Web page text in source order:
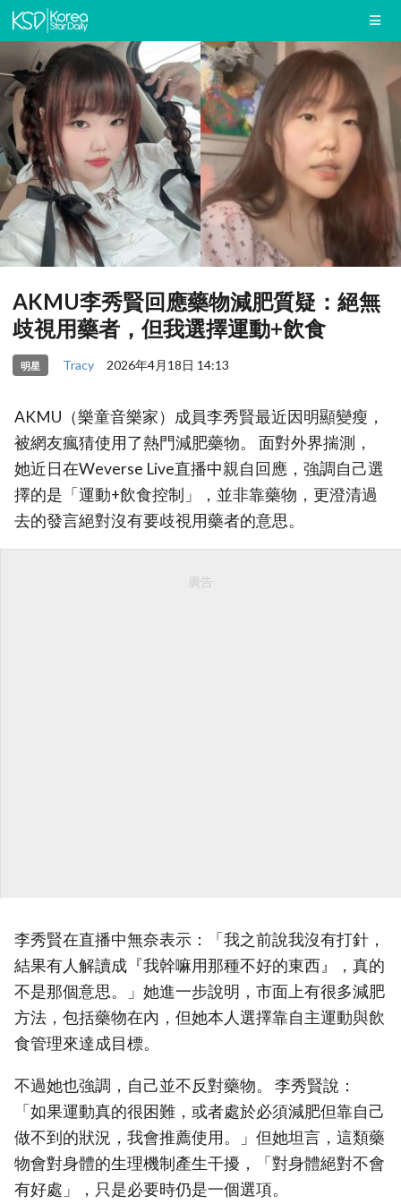
AKMU李秀賢回應藥物減肥質疑：絕無
歧視用藥者，但我選擇運動+飲食
明星 Tracy 2026年4月18日 14:13
AKMU（樂童音樂家）成員李秀賢最近因明顯變瘦，
被網友瘋猜使用了熱門減肥藥物。 面對外界揣測，
她近日在Weverse Live直播中親自回應，強調自己選
擇的是「運動+飲食控制」，並非靠藥物，更澄清過
去的發言絕對沒有要歧視用藥者的意思。
廣告
李秀賢在直播中無奈表示：「我之前說我沒有打針，
結果有人解讀成『我幹嘛用那種不好的東西』，真的
不是那個意思。」她進一步說明，市面上有很多減肥
方法，包括藥物在內，但她本人選擇靠自主運動與飲
食管理來達成目標。
不過她也強調，自己並不反對藥物。 李秀賢說：
「如果運動真的很困難，或者處於必須減肥但靠自己
做不到的狀況，我會推薦使用。」但她坦言，這類藥
物會對身體的生理機制產生干擾，「對身體絕對不會
有好處」，只是必要時仍是一個選項。